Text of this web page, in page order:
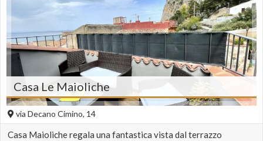
Casa Le Maioliche
via Decano Cimino, 14
Casa Maioliche regala una fantastica vista dal terrazzo